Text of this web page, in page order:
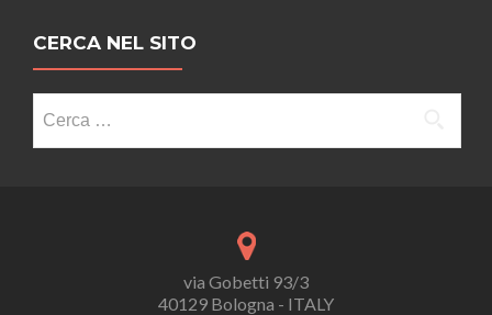
CERCA NEL SITO
per:
via Gobetti 93/3
40129 Bologna - ITALY